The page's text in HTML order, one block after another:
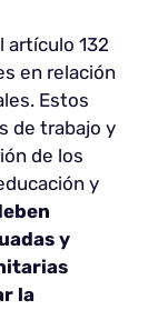
artículo 132
en relación
Estos
de trabajo y
de los
y
y
la